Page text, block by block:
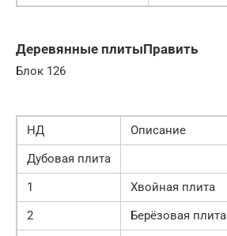
Деревянные плитыПравить
Блок 126
НД
Описание
Дубовая плита
1
Хвойная плита
2
Берёзовая плита